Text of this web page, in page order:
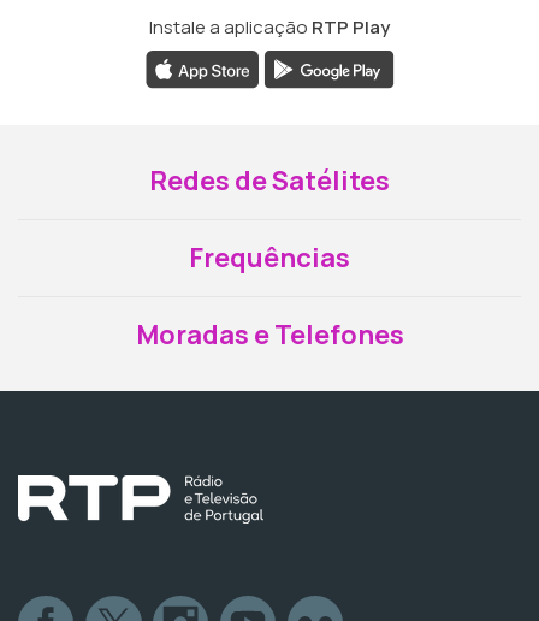
Instale a aplicação RTP Play
Redes de Satélites
Frequências
Moradas e Telefones